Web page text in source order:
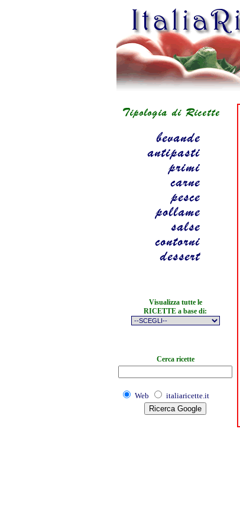
Visualizza tutte le
RICETTE a base di:
Cerca ricette
Web italiaricette.it